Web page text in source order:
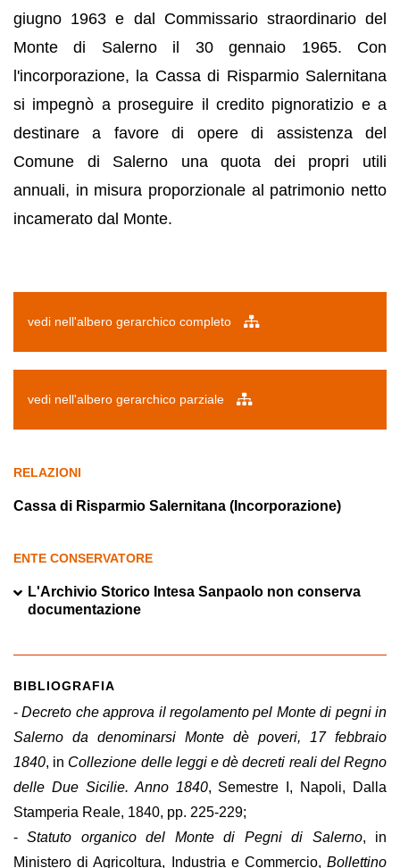
giugno 1963 e dal Commissario straordinario del
Monte di Salerno il 30 gennaio 1965. Con
l'incorporazione, la Cassa di Risparmio Salernitana
si impegnò a proseguire il credito pignoratizio e a
destinare a favore di opere di assistenza del
Comune di Salerno una quota dei propri utili
annuali, in misura proporzionale al patrimonio netto
incamerato dal Monte.
vedi nell'albero gerarchico completo
vedi nell'albero gerarchico parziale
RELAZIONI
Cassa di Risparmio Salernitana (Incorporazione)
ENTE CONSERVATORE
L'Archivio Storico Intesa Sanpaolo non conserva
documentazione
BIBLIOGRAFIA
-Decreto che approva il regolamento pel Monte di pegni in
Salerno da denominarsi Monte dè poveri, 17 febbraio
1840, in Collezione delle leggi e dè decreti reali del Regno
delle Due Sicilie. Anno 1840, Semestre I, Napoli, Dalla
Stamperia Reale, 1840, pp. 225-229;
-Statuto organico del Monte di Pegni di Salerno, in
Ministero di Agricoltura, Industria e Commercio, Bollettino